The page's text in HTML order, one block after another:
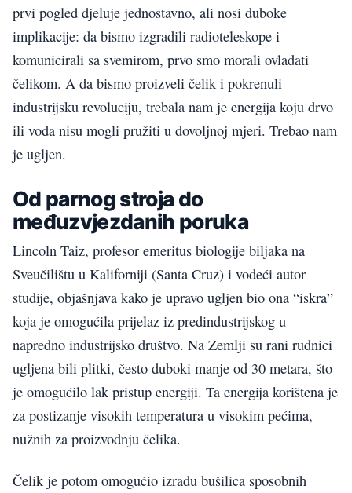
prvi pogled djeluje jednostavno, ali nosi duboke
implikacije: da bismo izgradili radioteleskope i
komunicirali sa svemirom, prvo smo morali ovladati
čelikom. A da bismo proizveli čelik i pokrenuli
industrijsku revoluciju, trebala nam je energija koju drvo
ili voda nisu mogli pružiti u dovoljnoj mjeri. Trebao nam
je ugljen.
Od parnog stroja do
međuzvjezdanih poruka
Lincoln Taiz, profesor emeritus biologije biljaka na
Sveučilištu u Kaliforniji (Santa Cruz) i vodeći autor
studije, objašnjava kako je upravo ugljen bio ona “iskra”
koja je omogućila prijelaz iz predindustrijskog u
napredno industrijsko društvo. Na Zemlji su rani rudnici
ugljena bili plitki, često duboki manje od 30 metara, što
je omogućilo lak pristup energiji. Ta energija korištena je
za postizanje visokih temperatura u visokim pećima,
nužnih za proizvodnju čelika.
Čelik je potom omogućio izradu bušilica sposobnih